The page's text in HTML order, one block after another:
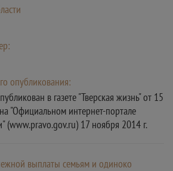
опубликования:
в газете "Тверская жизнь" от 15
"Официальном интернет-портале
(www.pravo.gov.ru) 17 ноября 2014 г.
выплаты семьям и одиноко